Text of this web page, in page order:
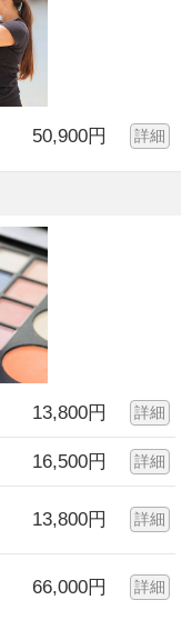
50,900円 詳細
13,800円 詳細
16,500円 詳細
13,800円 詳細
66,000円 詳細